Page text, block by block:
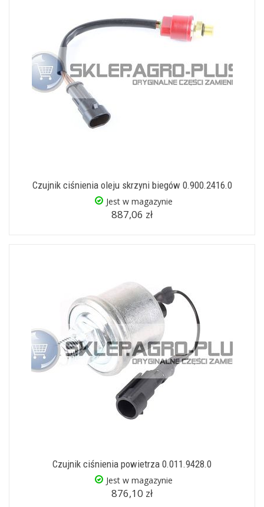
Czujnik ciśnienia oleju skrzyni biegów 0.900.2416.0
Jest w magazynie
887,06 zł
Czujnik ciśnienia powietrza 0.011.9428.0
Jest w magazynie
876,10 zł